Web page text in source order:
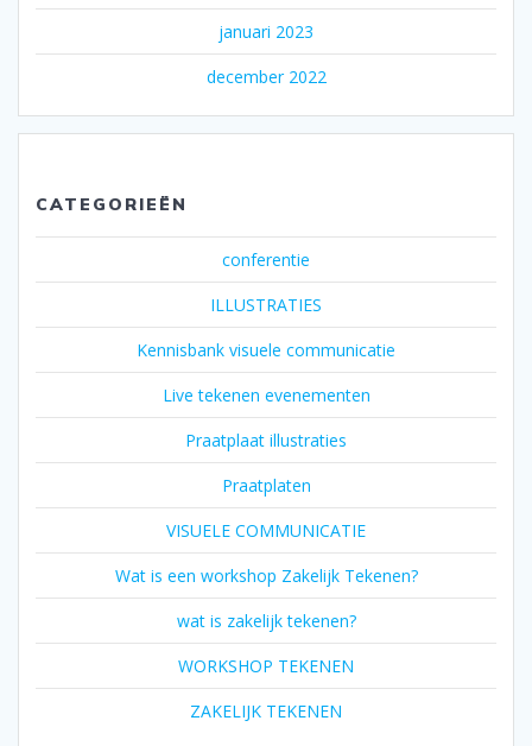
januari 2023
december 2022
CATEGORIEËN
conferentie
ILLUSTRATIES
Kennisbank visuele communicatie
Live tekenen evenementen
Praatplaat illustraties
Praatplaten
VISUELE COMMUNICATIE
Wat is een workshop Zakelijk Tekenen?
wat is zakelijk tekenen?
WORKSHOP TEKENEN
ZAKELIJK TEKENEN